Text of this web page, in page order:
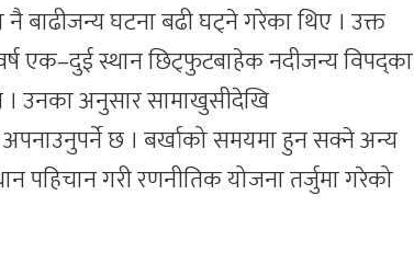
बाढीजन्य घटना बढी घट्ने गरेका थिए । उक्त
एक–दुई स्थान छिट्फुटबाहेक नदीजन्य विपद्का
उनका अनुसार सामाखुसीदेखि
छ । बर्खाको समयमा हुन सक्ने अन्य
पहिचान गरी रणनीतिक योजना तर्जुमा गरेको